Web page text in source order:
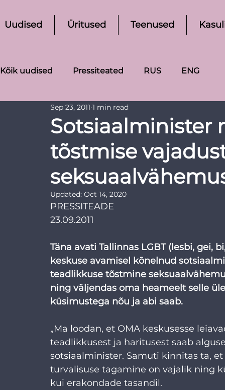
Uudised Üritused Teenused
Kõik uudised Pressiteated RUS ENG
Sotsiaalminister
tõstmise
Sep 23, 2011 1 min read
Updated: Oct 14, 2020
PRESSITEADE
23.09.2011
Täna avati Tallinnas LGBT (lesbi, gei,
keskuse avamisel kõnelnud
teadlikkuse tõstmine
ning väljendas oma heameelt selle
küsimustega nõu ja abi saab.
„Ma loodan, et OMA keskusesse
teadlikkusest ja haritusest saab
sotsiaalminister. Samuti kinnitas ta,
turvalisuse tagamine on vajalik ning
kui erakondade tasandil.